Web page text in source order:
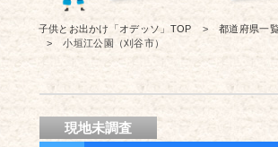
子供とお出かけ「オデッソ」 TOP 都道府県一
小垣江公園（刈谷市）
現地未調査